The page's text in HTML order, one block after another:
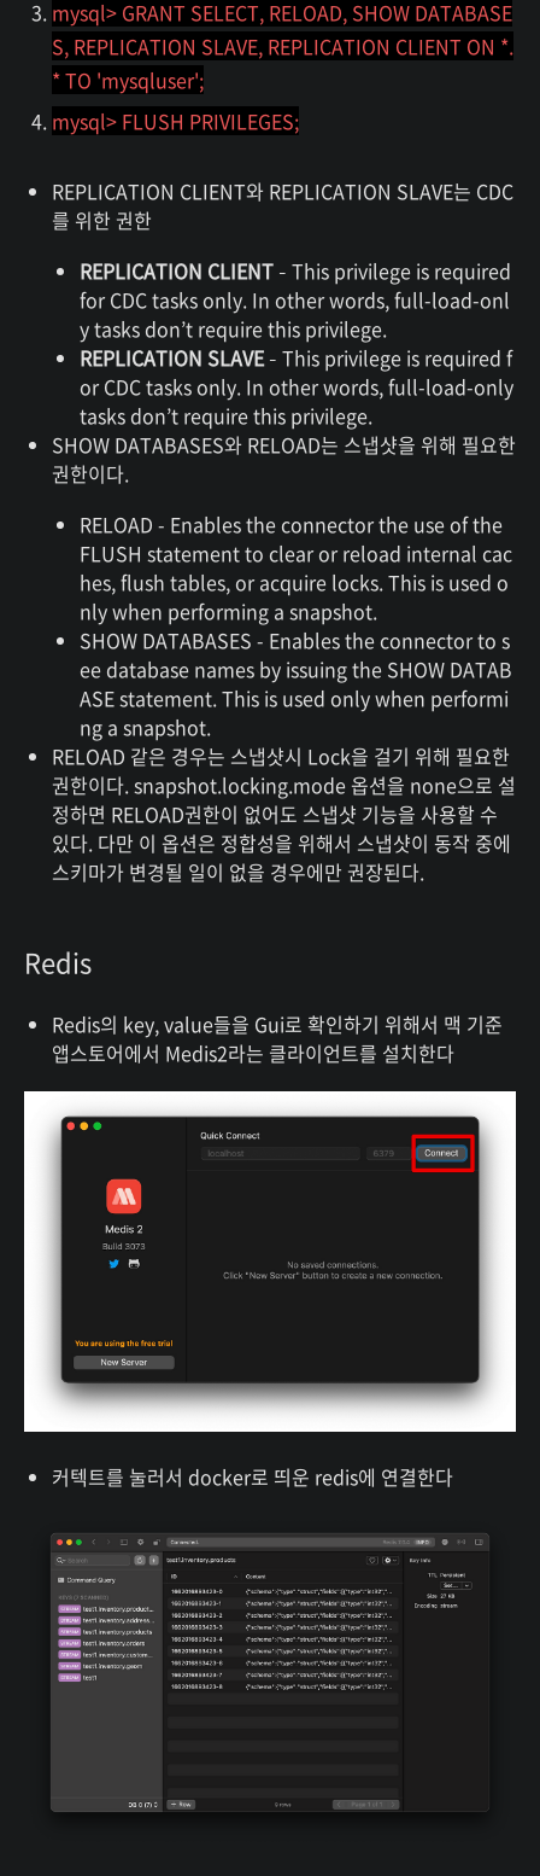
mysql> GRANT SELECT, RELOAD, SHOW DATABASE
S, REPLICATION SLAVE, REPLICATION CLIENT ON *.
* TO 'mysqluser';
mysql> FLUSH PRIVILEGES;
REPLICATION CLIENT와 REPLICATION SLAVE는 CDC
를 위한 권한
REPLICATION CLIENT – This privilege is required
for CDC tasks only. In other words, full-load-onl
y tasks don’t require this privilege.
REPLICATION SLAVE– This privilege is required f
or CDC tasks only. In other words, full-load-only
tasks don’t require this privilege.
SHOW DATABASES와 RELOAD는 스냅샷을 위해 필요한
권한이다.
RELOAD - Enables the connector the use of the
FLUSH statement to clear or reload internal cac
hes, flush tables, or acquire locks. This is used o
nly when performing a snapshot.
SHOW DATABASES - Enables the connector to s
ee database names by issuing the SHOW DATAB
ASE statement. This is used only when performi
ng a snapshot.
RELOAD 같은 경우는 스냅샷시 Lock을 걸기 위해 필요한
권한이다. snapshot.locking.mode 옵션을 none으로 설
정하면 RELOAD권한이 없어도 스냅샷 기능을 사용할 수
있다. 다만 이 옵션은 정합성을 위해서 스냅샷이 동작 중에
스키마가 변경될 일이 없을 경우에만 권장된다.
Redis
Redis의 key, value들을 Gui로 확인하기 위해서 맥 기준
앱스토어에서 Medis2라는 클라이언트를 설치한다
커텍트를 눌러서 docker로 띄운 redis에 연결한다